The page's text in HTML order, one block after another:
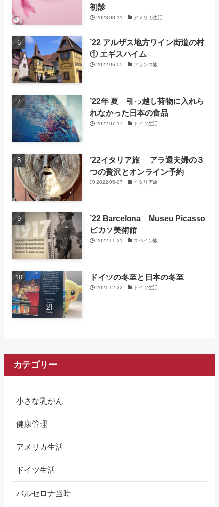
初診
2023-08-11 アメリカ生活
’22 アルザス地方ワイン街道の村
① エギスハイム
2022-06-05 フランス旅
’22年 夏 引っ越し荷物に入れら
れなかった日本の食品
2022-07-17 ドイツ生活
’22イタリア旅 アラ還夫婦の３
つの贅沢とオンライン予約
2022-05-07 イタリア旅
’22 Barcelona Museu Picasso
ピカソ美術館
2022-11-21 スペイン旅
ドイツの冬至と日本の冬至
2021-12-22 ドイツ生活
カテゴリー
小さな乳がん
健康管理
アメリカ生活
ドイツ生活
バルセロナ当時